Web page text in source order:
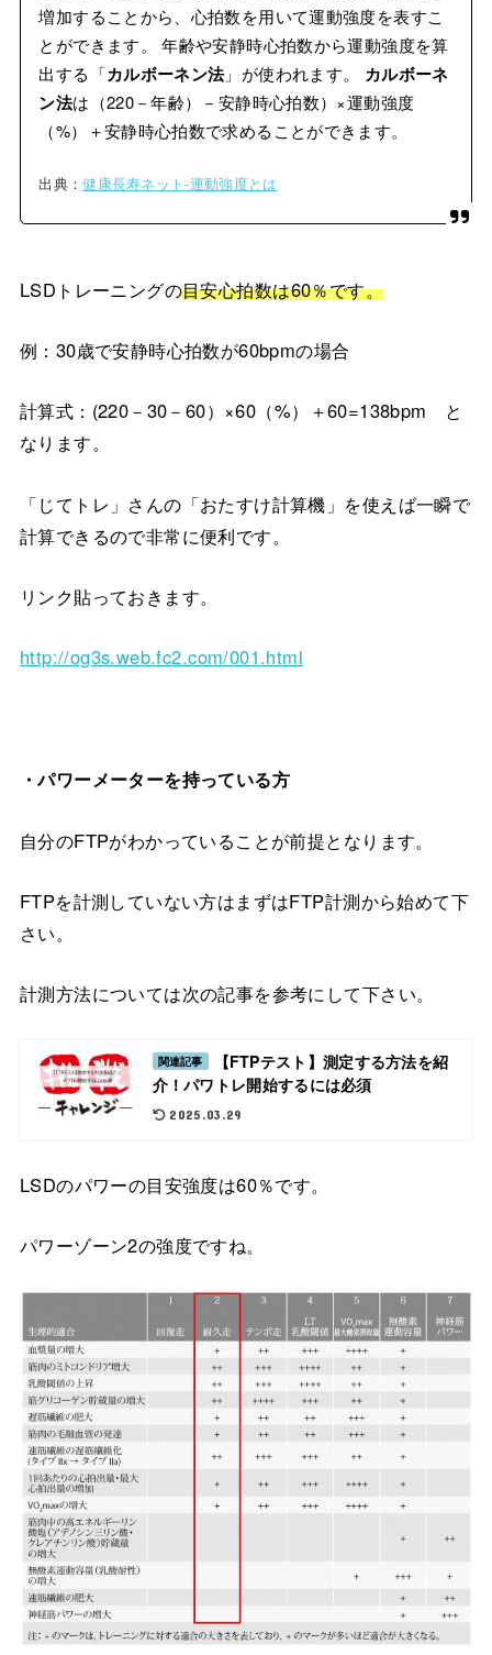
増加することから、心拍数を用いて運動強度を表すこ
とができます。 年齢や安静時心拍数から運動強度を算
出する「カルボーネン法」が使われます。 カルボーネ
ン法は（220－年齢）－安静時心拍数）×運動強度
（%）＋安静時心拍数で求めることができます。
出典：健康長寿ネット-運動強度とは
LSDトレーニングの目安心拍数は60％です。
例：30歳で安静時心拍数が60bpmの場合
計算式：(220－30－60）×60（%）＋60=138bpm と
なります。
「じてトレ」さんの「おたすけ計算機」を使えば一瞬で
計算できるので非常に便利です。
リンク貼っておきます。
http://og3s.web.fc2.com/001.html
・パワーメーターを持っている方
自分のFTPがわかっていることが前提となります。
FTPを計測していない方はまずはFTP計測から始めて下
さい。
計測方法については次の記事を参考にして下さい。
関連記事
【FTPテスト】測定する方法を紹
介！パワトレ開始するには必須
2025.03.29
LSDのパワーの目安強度は60％です。
パワーゾーン2の強度ですね。